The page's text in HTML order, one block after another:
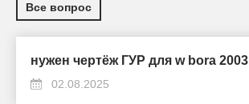
Все вопрос
нужен чертёж ГУР для w bora 2003
02.08.2025